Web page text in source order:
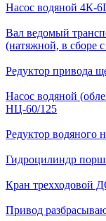
Насос водяной 4К-
Вал ведомый
(натяжной, в сборе
Редуктор привода
Насос водяной
НЦ-60/125
Редуктор водяного
Гидроцилиндр
Кран трехходовой
Привод